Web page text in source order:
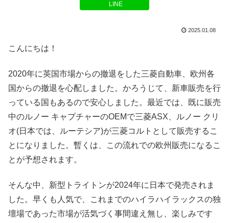
LINE
2025.01.08
こんにちは！
2020年に英国市場からの撤退をした三菱自動車、欧州各
国からの撤退を心配しました。かろうじて、新車販売を行
っている国もあるので安心しました。最近では、既に販売
中のルノー キャプチャーのOEMで三菱ASX、ルノー クリ
オ(日本では、ルーテシア)が三菱コルトとして販売するこ
とになりました。暫くは、この流れでの欧州販売になるこ
とが予想されます。
そんな中、新型トライトンが2024年に日本で発売されま
した。早くも人気で、これまでのハイラハイラックスの独
壇場であった市場が活気づく事間違え無し、楽しみです